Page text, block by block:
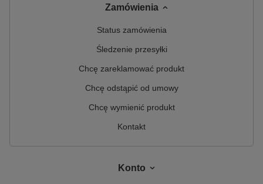
Zamówienia
Status zamówienia
Śledzenie przesyłki
Chcę zareklamować produkt
Chcę odstąpić od umowy
Chcę wymienić produkt
Kontakt
Konto